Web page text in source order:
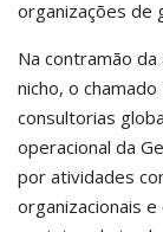
organizações de
Na contramão
nicho, o
consultorias
operacional da
por atividades
organizacionais